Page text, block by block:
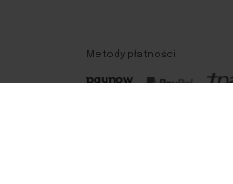
Metody płatności